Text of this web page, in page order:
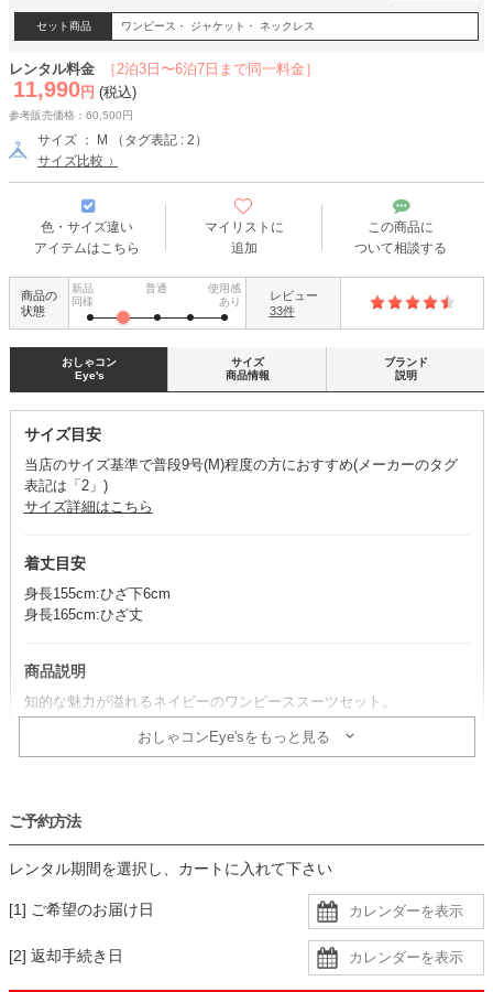
セット商品 ワンピース・ ジャケット・ ネックレス
［2泊3日〜6泊7日まで同一料金］
レンタル料金
11,990 円 (税込)
参考販売価格：60,500円
サイズ ： M （タグ表記 : 2）
サイズ比較
色・サイズ違い
アイテムはこちら
マイリストに
追加
この商品に
ついて相談する
商品の
状態
新品
同様
普通
使用感
あり
レビュー
33件
おしゃコン
Eye's
サイズ目安
当店のサイズ基準で普段9号(M)程度の方におすすめ(メーカーのタグ
表記は「2」)
サイズ詳細はこちら
着丈目安
身長155cm:ひざ下6cm
身長165cm:ひざ丈
商品説明
知的な魅力が溢れるネイビーのワンピーススーツセット。
ツイード生地に織り込まれた光沢糸が繊細に華やぐ、エレガントな一
おしゃコンEye'sをもっと見る
コーデのポイント
シルバーやベージュ系など明るい色のバッグがぴったり。
スーツとの明度差が絶妙で、華やかに引き立ちます。
コサージュはバッグと色を合わせると、統一感が増し、おすすめで
サイズ
商品情報
ブランド
説明
ご予約方法
レンタル期間を選択し、カートに入れて下さい
[1] ご希望のお届け日
[2] 返却手続き日